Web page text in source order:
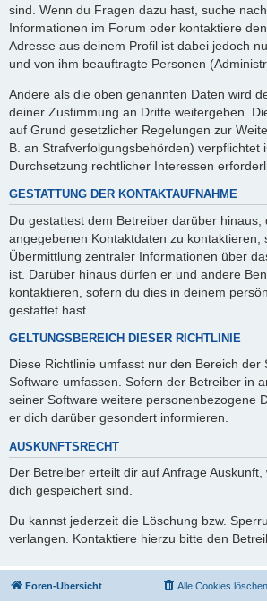
sind. Wenn du Fragen dazu hast, suche
Informationen im Forum oder kontaktiere
Adresse aus deinem Profil ist dabei jedoch
und von ihm beauftragte Personen
Andere als die oben genannten Daten wird
deiner Zustimmung an Dritte weitergeben.
auf Grund gesetzlicher Regelungen zur
B. an Strafverfolgungsbehörden) verpflichtet
Durchsetzung rechtlicher Interessen
GESTATTUNG DER KONTAKTAUFNAHME
Du gestattest dem Betreiber darüber
angegebenen Kontaktdaten zu kontaktieren,
Übermittlung zentraler Informationen über
ist. Darüber hinaus dürfen er und andere
kontaktieren, sofern du dies in deinem
gestattet hast.
GELTUNGSBEREICH DIESER RICHTLINIE
Diese Richtlinie umfasst nur den Bereich der
Software umfassen. Sofern der Betreiber in
seiner Software weitere personenbezogene
er dich darüber gesondert informieren.
AUSKUNFTSRECHT
Der Betreiber erteilt dir auf Anfrage
dich gespeichert sind.
Du kannst jederzeit die Löschung bzw.
verlangen. Kontaktiere hierzu bitte den
Foren-Übersicht Alle Cookies löschen